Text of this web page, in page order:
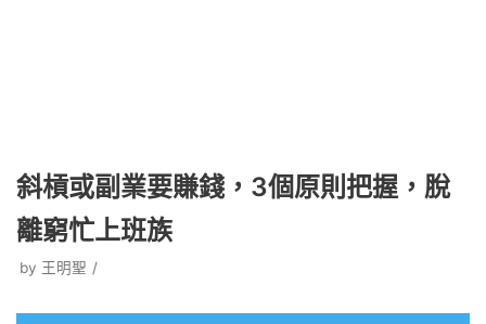
斜槓或副業要賺錢，3個原則把握，脫
離窮忙上班族
by 王明聖